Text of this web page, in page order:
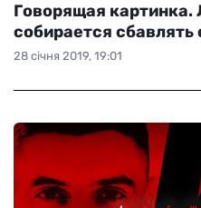
28 січня 2019, 19:01
Говорящая картинка.
собирается сбавлять